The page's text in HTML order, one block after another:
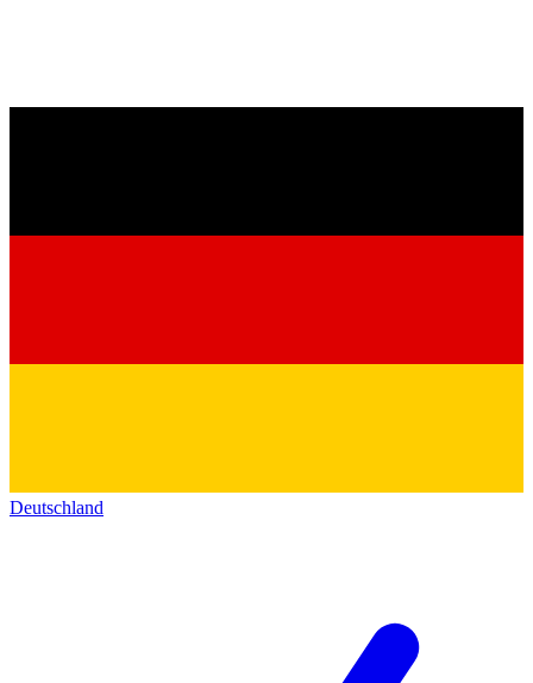
Deutschland